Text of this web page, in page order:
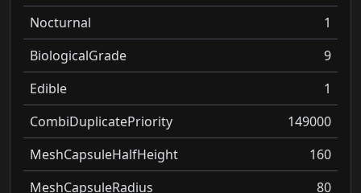
Nocturnal
1
BiologicalGrade
9
Edible
1
CombiDuplicatePriority
149000
MeshCapsuleHalfHeight
160
MeshCapsuleRadius
80